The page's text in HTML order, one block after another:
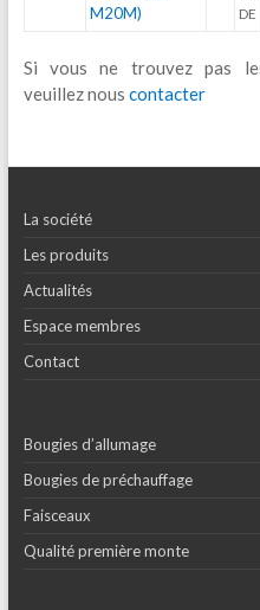
M20M)
DE
Si vous ne trouvez pas
veuillez nous contacter
La société
Les produits
Actualités
Espace membres
Contact
Bougies d’allumage
Bougies de préchauffage
Faisceaux
Qualité première monte